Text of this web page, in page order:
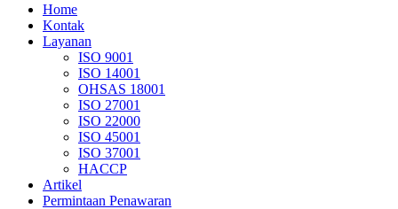
Home
Kontak
Layanan
ISO 9001
ISO 14001
OHSAS 18001
ISO 27001
ISO 22000
ISO 45001
ISO 37001
HACCP
Artikel
Permintaan Penawaran